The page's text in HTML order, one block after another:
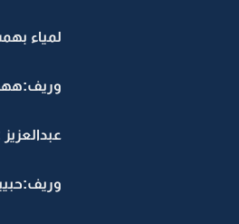
لمياء